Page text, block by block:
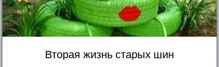
Вторая жизнь старых шин